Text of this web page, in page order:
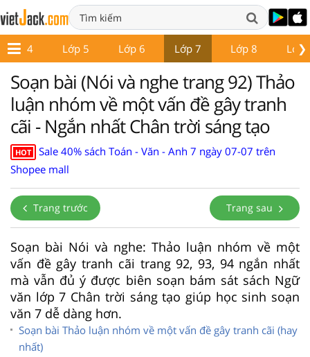
❯
Lớp 4 Lớp 5 Lớp 6 Lớp 7 Lớp 8 Lớp
Soạn bài (Nói và nghe trang 92) Thảo
luận nhóm về một vấn đề gây tranh
cãi - Ngắn nhất Chân trời sáng tạo
HOT
Sale 40% sách Toán - Văn - Anh 7 ngày 07-07 trên
Shopee mall
Trang trước Trang sau
Soạn bài Nói và nghe: Thảo luận nhóm về một
vấn đề gây tranh cãi trang 92, 93, 94 ngắn nhất
mà vẫn đủ ý được biên soạn bám sát sách Ngữ
văn lớp 7 Chân trời sáng tạo giúp học sinh soạn
văn 7 dễ dàng hơn.
Soạn bài Thảo luận nhóm về một vấn đề gây tranh cãi (hay
nhất)